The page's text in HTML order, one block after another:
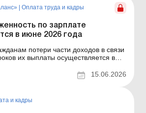
Оплата труда и кадры
по зарплате
в июне 2026 года
потери части доходов в связи
их выплаты осуществляется в
в соответствии с Порядком,
КМУ от 21.02.2001 №
15.06.2026
и кадры